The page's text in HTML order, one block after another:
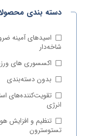
الیمپ
مکمل‌های
وارداتی
دسته بندی
اسیدهای آمینه
شاخه‌دار
اکسسوری‌ های
بدون دسته‌بندی
تقویت‌کننده‌های
انرژی
تنظیم و افزایش
تستوسترون